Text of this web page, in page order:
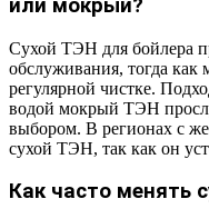
или мокрый?
Сухой ТЭН для бойлера
обслуживания, тогда
регулярной чистке.
водой мокрый ТЭН
выбором. В регионах с
сухой ТЭН, так как он
Как часто менять